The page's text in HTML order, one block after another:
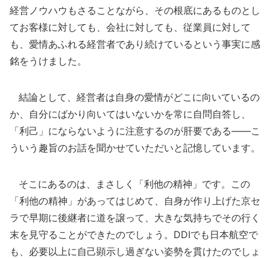
経営ノウハウもさることながら、その根底にあるものとし
てお客様に対しても、会社に対しても、従業員に対して
も、愛情あふれる経営者であり続けているという事実に感
銘をうけました。
結論として、経営者は自身の愛情がどこに向いているの
か、自分にばかり向いてはいないかを常に自問自答し、
「利己」にならないように注意するのが肝要である――こ
ういう趣旨のお話を聞かせていただいと記憶しています。
そこにあるのは、まさしく「利他の精神」です。この
「利他の精神」があってはじめて、自身が作り上げた京セ
ラで早期に後継者に道を譲って、大きな気持ちでその行く
末を見守ることができたのでしょう。DDIでも日本航空で
も、必要以上に自己顕示し過ぎない姿勢を貫けたのでしょ